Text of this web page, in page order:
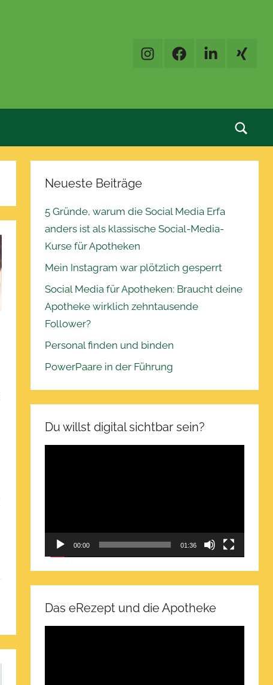
InstagramFacebookLinkedInXING
Neueste Beiträge
5 Gründe, warum die Social Media Erfa
anders ist als klassische Social-Media-
Kurse für Apotheken
Mein Instagram war plötzlich gesperrt
Social Media für Apotheken: Braucht deine
Apotheke wirklich zehntausende
Follower?
Personal finden und binden
PowerPaare in der Führung
Du willst digital sichtbar sein?
00:00 01:36
Das eRezept und die Apotheke